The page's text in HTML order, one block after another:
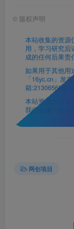
© 版权声明
本站收集的资源
用，学习研究后
成的任何后果责
如果用于其他用
「16yc.cn」发
箱
本站资源大多存
我们会第一时间
网创项目